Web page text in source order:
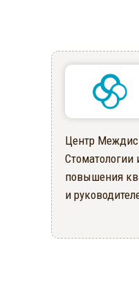
Центр
Стоматологии
повышения
и